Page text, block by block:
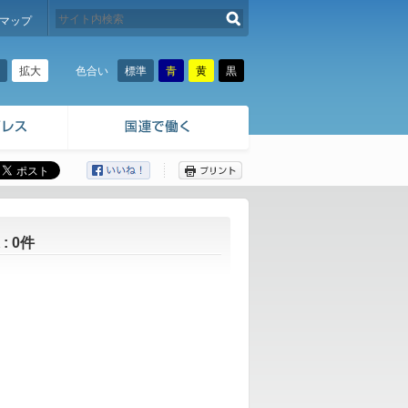
ップ
拡大 色合い 標準 青 黄 黒
: 0件